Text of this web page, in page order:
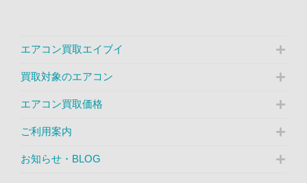
エアコン買取エイブイ
買取対象のエアコン
エアコン買取価格
ご利用案内
お知らせ・BLOG